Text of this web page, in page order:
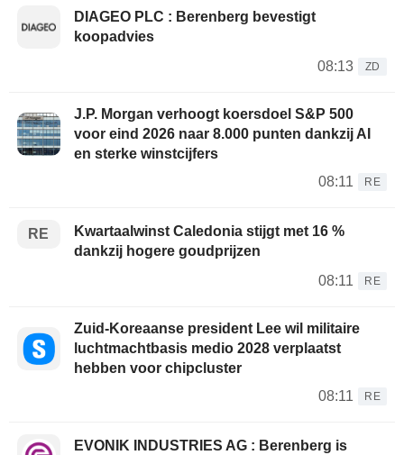
DIAGEO PLC : Berenberg bevestigt
koopadvies
08:13
ZD
J.P. Morgan verhoogt koersdoel S&P 500
voor eind 2026 naar 8.000 punten dankzij AI
en sterke winstcijfers
08:11
RE
RE
Kwartaalwinst Caledonia stijgt met 16 %
dankzij hogere goudprijzen
08:11
RE
Zuid-Koreaanse president Lee wil militaire
luchtmachtbasis medio 2028 verplaatst
hebben voor chipcluster
08:11
RE
EVONIK INDUSTRIES AG : Berenberg is